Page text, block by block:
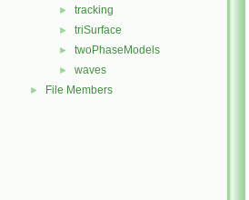
► tracking
► triSurface
► twoPhaseModels
► waves
► File Members